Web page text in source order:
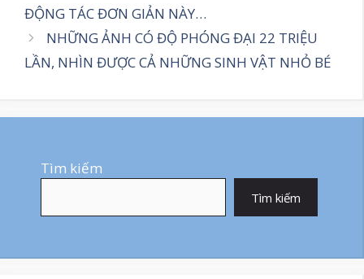
ĐỘNG TÁC ĐƠN GIẢN NÀY…
NHỮNG ẢNH CÓ ĐỘ PHÓNG ĐẠI 22 TRIỆU
LẦN, NHÌN ĐƯỢC CẢ NHỮNG SINH VẬT NHỎ BÉ
Tìm kiếm
Tìm kiếm